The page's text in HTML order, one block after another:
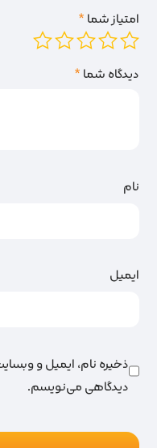
امتیاز شما*
دیدگاه شما*
نام
ایمیل
ذخیره نام، ایمیل و
دیدگاهی می‌نویسم.